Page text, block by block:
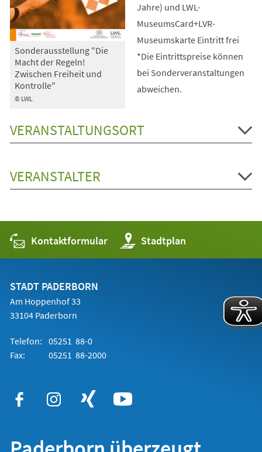
© LWL
Sonderausstellung "Die
Macht der Regeln!
Zwischen Freiheit und
Kontrolle"
Jahre) und LWL-
MuseumsCard+LVR-
Museumskarte Eintritt frei
*Die Eintrittspreise können
bei Sonderveranstaltungen
abweichen.
VERANSTALTUNGSORT
VERANSTALTER
Kontaktformular Stadtplan
(Öffnet
in
einem
STADT PADERBORN
Am Hoppenhof 33
33104 Paderborn
Telefon: 05251 88-0
Fax:
05251 88-2000